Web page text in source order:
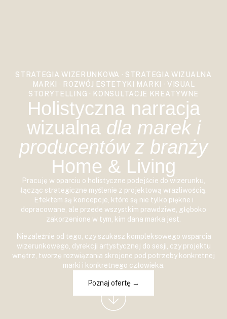
STRATEGIA WIZERUNKOWA · STRATEGIA WIZUALNA
MARKI · ROZWÓJ ESTETYKI MARKI · VISUAL
STORYTELLING · KONSULTACJE KREATYWNE
Holistyczna narracja
wizualna dla marek i
producentów z branży
Home & Living
Pracuję w oparciu o holistyczne podejście do wizerunku,
łącząc strategiczne myślenie z projektową wrażliwością.
Efektem są koncepcje, które są nie tylko piękne i
dopracowane, ale przede wszystkim prawdziwe, głęboko
zakorzenione w tym, kim dana marka jest.
Niezależnie od tego, czy szukasz kompleksowego wsparcia
wizerunkowego, dyrekcji artystycznej do sesji, czy projektu
wnętrz, tworzę rozwiązania skrojone pod potrzeby konkretnej
marki i konkretnego człowieka.
Poznaj ofertę →